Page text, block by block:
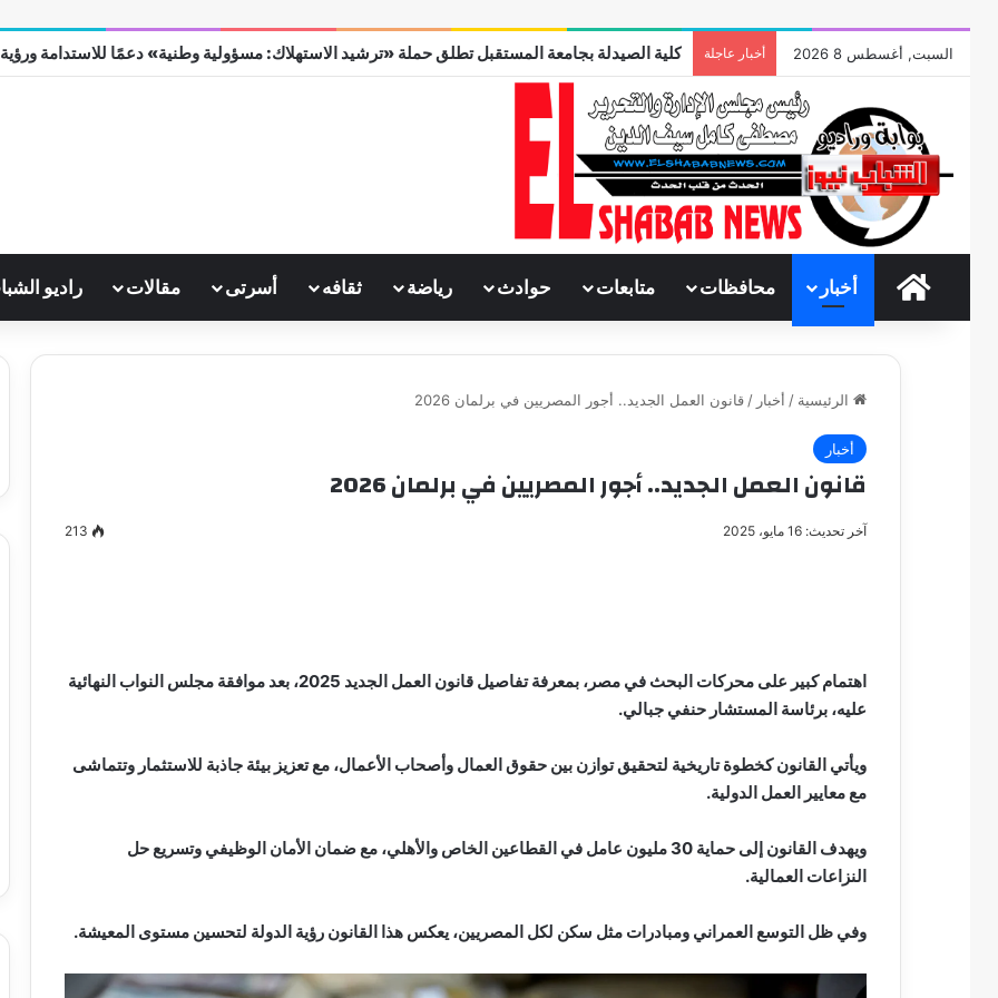
السبت, أغسطس 8 2026 أخبار عاجلة وقفات مباركة مع سورة الحج.. الجامع الأزهر يعقد اليوم ملتقى القضايا المعاصرة اليوم
الرئيسية
أخبار محافظات متابعات حوادث رياضة ثقافه أسرتى مقالات راديو
الرئيسية / أخبار / قانون العمل الجديد.. أجور المصريين في برلمان 2026
أخبار
قانون العمل الجديد.. أجور المصريين في برلمان 2026
آخر تحديث: 16 مايو، 2025 213
اهتمام كبير على محركات البحث في مصر، بمعرفة تفاصيل قانون العمل الجديد 2025، بعد موافقة مجلس النواب النهائية
عليه، برئاسة المستشار حنفي جبالي.
ويأتي القانون كخطوة تاريخية لتحقيق توازن بين حقوق العمال وأصحاب الأعمال، مع تعزيز بيئة جاذبة للاستثمار وتتماشى
مع معايير العمل الدولية.
ويهدف القانون إلى حماية 30 مليون عامل في القطاعين الخاص والأهلي، مع ضمان الأمان الوظيفي وتسريع حل
النزاعات العمالية.
وفي ظل التوسع العمراني ومبادرات مثل سكن لكل المصريين، يعكس هذا القانون رؤية الدولة لتحسين مستوى المعيشة.
سيف
الدين
….
مايسه
القرن
21
مايسه عطوه كليوباترا القرن 21
سيف
ميلاد
ميلاد جديد